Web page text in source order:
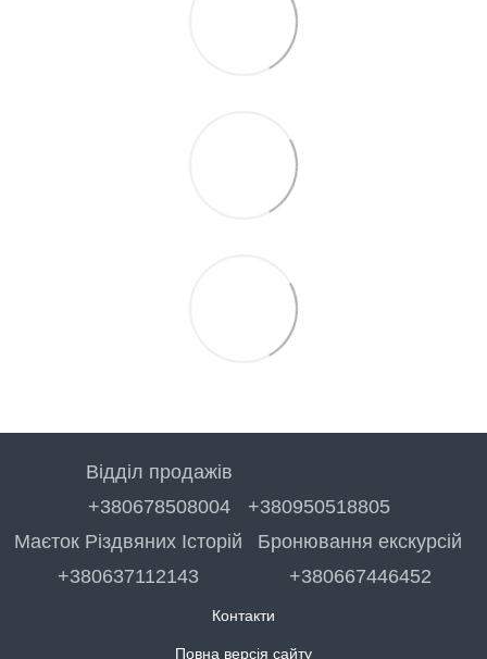
Відділ продажів
+380678508004
+380950518805
Маєток Різдвяних Історій
+380637112143
Бронювання екскурсій
+380667446452
Контакти
Повна версія сайту